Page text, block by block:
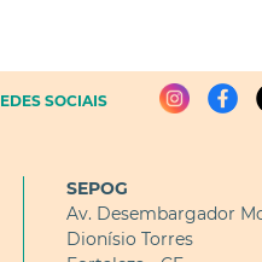
SOCIAIS
SEPOG
Av. Desembargador
Dionísio Torres